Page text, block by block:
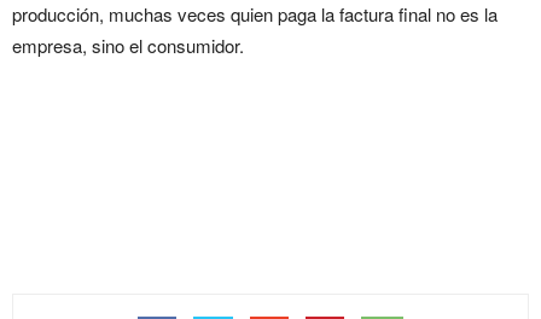
producción, muchas veces quien paga la factura final no es la
empresa, sino el consumidor.